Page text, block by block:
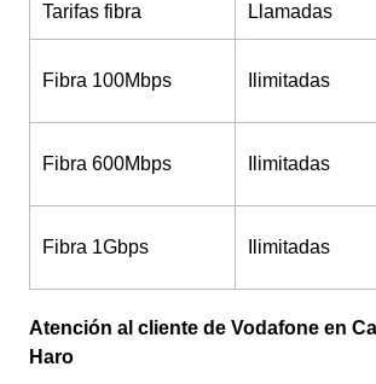
Tarifas fibra Llamadas
Fibra 100Mbps Ilimitadas
Fibra 600Mbps Ilimitadas
Fibra 1Gbps Ilimitadas
Atención al cliente de Vodafone en
Haro